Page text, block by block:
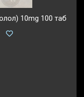
10mg 100 таб